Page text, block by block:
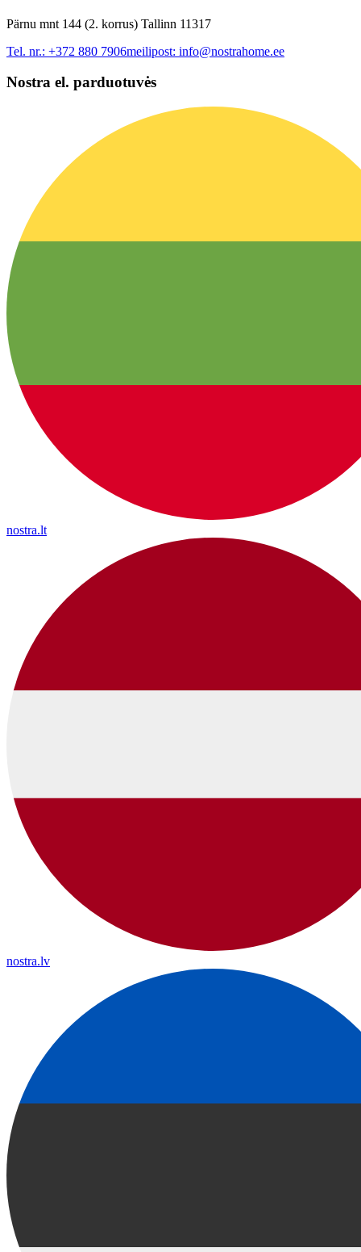
Pärnu mnt 144 (2. korrus) Tallinn 11317
Tel. nr.: +372 880 7906meilipost: info@nostrahome.ee
Nostra el. parduotuvės
nostra.lt
nostra.lv